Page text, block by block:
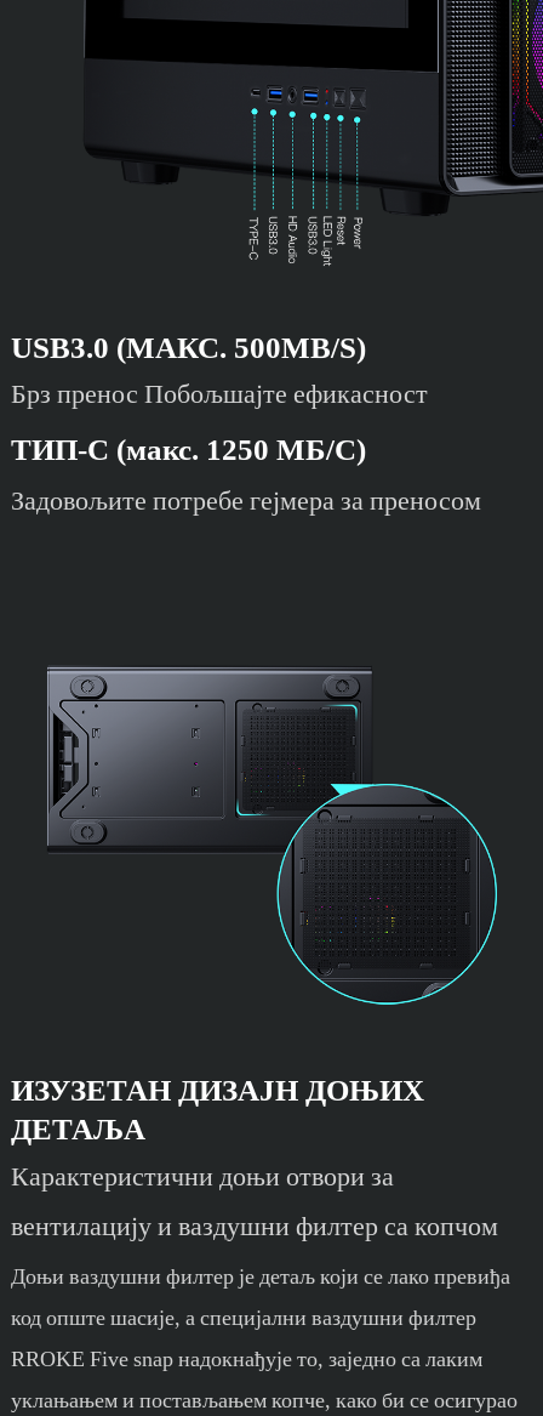
USB3.0 (МАКС. 500MB/S)
Брз пренос Побољшајте ефикасност
ТИП-C (макс. 1250 МБ/С)
Задовољите потребе гејмера за преносом
ИЗУЗЕТАН ДИЗАЈН ДОЊИХ
ДЕТАЉА
Карактеристични доњи отвори за
вентилацију и ваздушни филтер са копчом
Доњи ваздушни филтер је детаљ који се лако превиђа
код опште шасије, а специјални ваздушни филтер
RROKE Five snap надокнађује то, заједно са лаким
уклањањем и постављањем копче, како би се осигурао